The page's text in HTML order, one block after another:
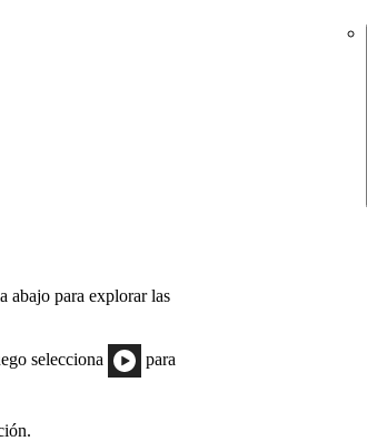
abajo para explorar las
selecciona
para